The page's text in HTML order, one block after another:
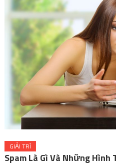
GIẢI TRÍ
Spam Là Gì Và Những Hình